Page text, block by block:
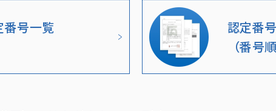
番号一覧
認定番
（番号順